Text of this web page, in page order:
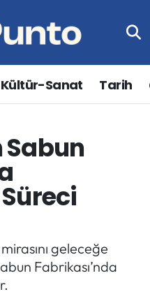
Kültür-Sanat Tarih
geleceğe
Fabrikası’nda